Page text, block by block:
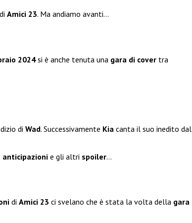
di Amici 23. Ma andiamo avanti…
2024si è anche tenuta una gara di cover tra
di Wad. Successivamente Kia canta il suo inedito dal
anticipazioni e gli altri spoiler…
di Amici 23 ci svelano che è stata la volta della gara